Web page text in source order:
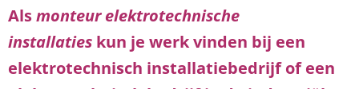
Alsmonteur elektrotechnische
installaties kun je werk vinden bij een
elektrotechnisch installatiebedrijf of een